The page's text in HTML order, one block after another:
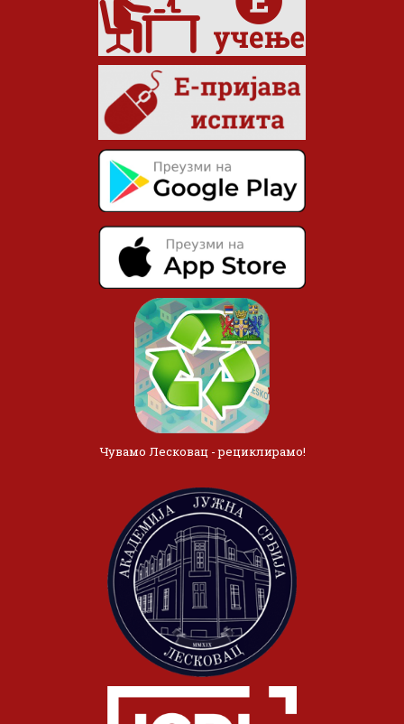
Чувамо Лесковац - рециклирамо!